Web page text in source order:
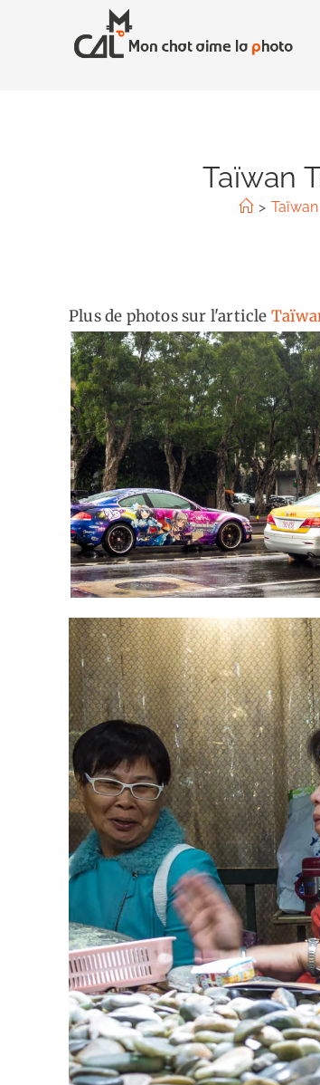
Taïwan
>
Plus de photos sur l'article